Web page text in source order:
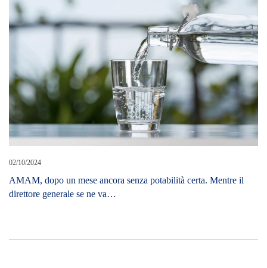
02/10/2024
AMAM, dopo un mese ancora senza potabilità certa. Mentre il
direttore generale se ne va…